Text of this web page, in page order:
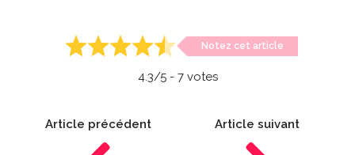
Notez cet article
4.3/5 - 7votes
Article précédent Article suivant